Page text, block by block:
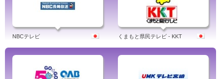
NBCテレビ くまもと県民テレビ - KKT